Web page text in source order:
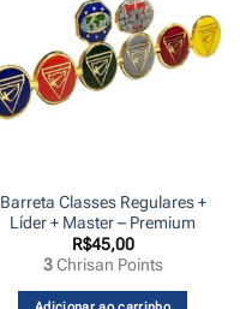
Barreta Classes Regulares +
Líder + Master – Premium
R$45,00
3Chrisan Points